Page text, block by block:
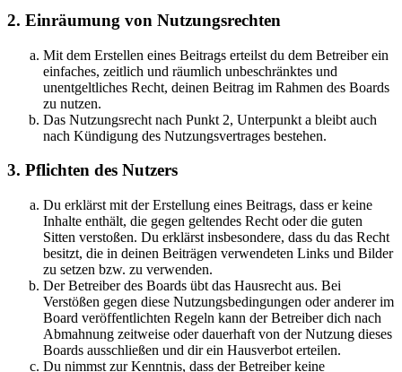
2. Einräumung von Nutzungsrechten
Mit dem Erstellen eines Beitrags erteilst du dem Betreiber ein
einfaches, zeitlich und räumlich unbeschränktes und
unentgeltliches Recht, deinen Beitrag im Rahmen des Boards
zu nutzen.
Das Nutzungsrecht nach Punkt 2, Unterpunkt a bleibt auch
nach Kündigung des Nutzungsvertrages bestehen.
3. Pflichten des Nutzers
Du erklärst mit der Erstellung eines Beitrags, dass er keine
Inhalte enthält, die gegen geltendes Recht oder die guten
Sitten verstoßen. Du erklärst insbesondere, dass du das Recht
besitzt, die in deinen Beiträgen verwendeten Links und Bilder
zu setzen bzw. zu verwenden.
Der Betreiber des Boards übt das Hausrecht aus. Bei
Verstößen gegen diese Nutzungsbedingungen oder anderer im
Board veröffentlichten Regeln kann der Betreiber dich nach
Abmahnung zeitweise oder dauerhaft von der Nutzung dieses
Boards ausschließen und dir ein Hausverbot erteilen.
Du nimmst zur Kenntnis, dass der Betreiber keine